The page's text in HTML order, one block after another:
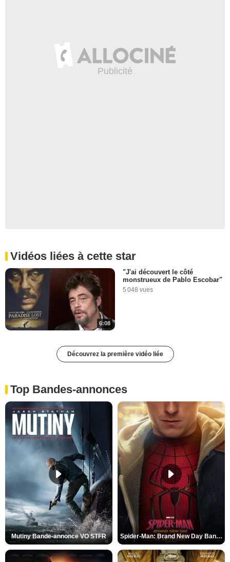
Vidéos liées à cette star
6:08
"J'ai découvert le côté
monstrueux de Pablo Escobar"
5 048 vues
Découvrez la première vidéo liée
Top Bandes-annonces
Mutiny Bande-annonce VO STFR Spider-Man: Brand New Day Bande-annonce VO STFR